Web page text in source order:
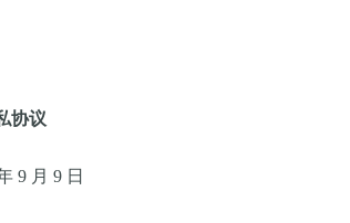
协议
9 月 9 日